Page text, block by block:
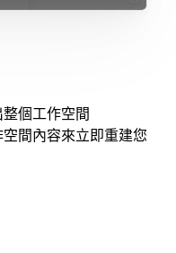
個工作空間
間內容來立即重建您